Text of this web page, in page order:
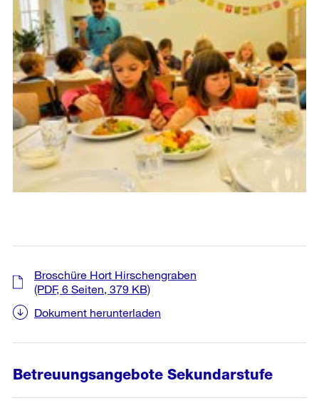
Broschüre Hort Hirschengraben
(PDF, 6 Seiten, 379 KB)
Dokument herunterladen
Betreuungsangebote Sekundarstufe